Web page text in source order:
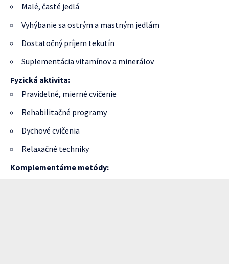
Malé, časté jedlá
Vyhýbanie sa ostrým a mastným jedlám
Dostatočný príjem tekutín
Suplementácia vitamínov a minerálov
Fyzická aktivita:
Pravidelné, mierné cvičenie
Rehabilitačné programy
Dychové cvičenia
Relaxačné techniky
Komplementárne metódy: